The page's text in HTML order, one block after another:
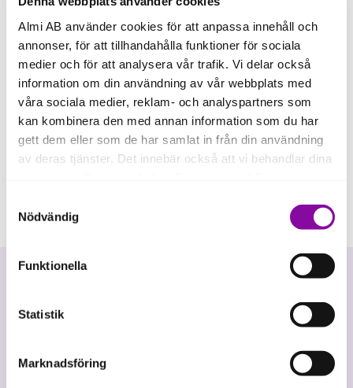
Almi AB använder cookies för att anpassa innehåll och
annonser, för att tillhandahålla funktioner för sociala
medier och för att analysera vår trafik. Vi delar också
information om din användning av vår webbplats med
våra sociala medier, reklam- och analyspartners som
kan kombinera den med annan information som du har
gett dem eller som de har samlat in från din användning
av deras tjänster. Det innebär också att vi behandlar dina
Om du klickar på avvisa kommer användning av kakor
eller delning av information enligt ovan, inte att ske,
förutom för kakor som är nödvändiga för att hemsidan
ska fungera se mer under inställningar.
Nödvändig
Funktionella
Statistik
Marknadsföring